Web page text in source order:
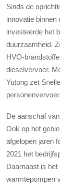
Sinds de
innovatie binnen
investeerde het
duurzaamheid.
HVO-
dieselvervoer.
Yutong zet
personenvervoer.
De aanschaf
Ook op het
afgelopen jaren
2021 het
Daarnaast is
warmtepompen